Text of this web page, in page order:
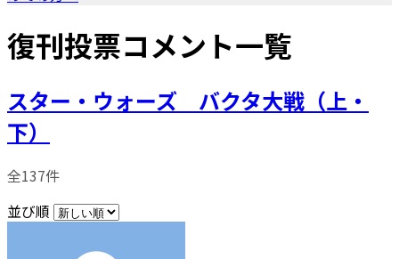
復刊投票コメント一覧
スター・ウォーズ バクタ大戦（上・
下）
全137件
並び順